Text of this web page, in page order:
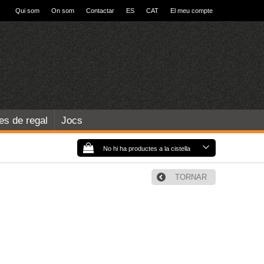
Qui som On som Contactar ES CAT El meu compte
de regal Jocs
No hi ha productes a la cistella
TORNAR